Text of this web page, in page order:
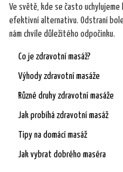
Ve světě, kde se často uchylujeme
efektivní alternativu. Odstraní
nám chvíle důležitého odpočinku.
Co je zdravotní masáž?
Výhody zdravotní masáže
Různé druhy zdravotní masáže
Jak probíhá zdravotní masáž
Tipy na domácí masáž
Jak vybrat dobrého maséra